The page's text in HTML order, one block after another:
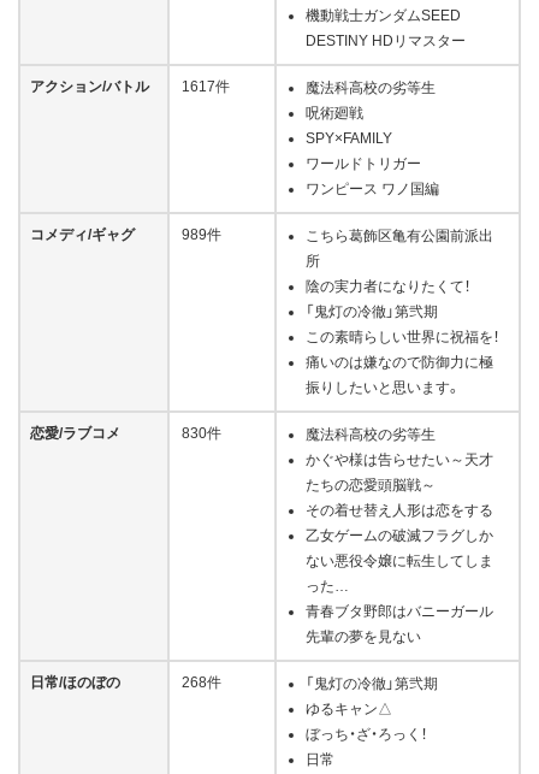
機動戦士ガンダムSEED
DESTINY HDリマスター
アクション/バトル 1617件
魔法科高校の劣等生
呪術廻戦
SPY×FAMILY
ワールドトリガー
ワンピース ワノ国編
コメディ/ギャグ 989件
こちら葛飾区亀有公園前派出
所
陰の実力者になりたくて！
「鬼灯の冷徹」第弐期
この素晴らしい世界に祝福を！
痛いのは嫌なので防御力に極
振りしたいと思います。
恋愛/ラブコメ 830件
魔法科高校の劣等生
かぐや様は告らせたい～天才
たちの恋愛頭脳戦～
その着せ替え人形は恋をする
乙女ゲームの破滅フラグしか
ない悪役令嬢に転生してしま
った…
青春ブタ野郎はバニーガール
先輩の夢を見ない
日常/ほのぼの 268件
「鬼灯の冷徹」第弐期
ゆるキャン△
ぼっち・ざ・ろっく！
日常